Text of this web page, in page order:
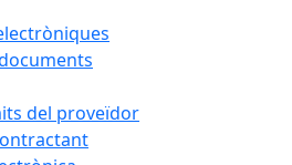
del proveïdor